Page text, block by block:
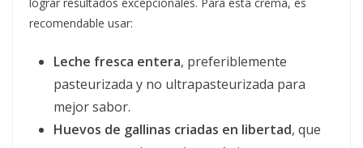
lograr resultados excepcionales. Para esta crema, es
recomendable usar:
Leche fresca entera, preferiblemente
pasteurizada y no ultrapasteurizada para
mejor sabor.
Huevos de gallinas criadas en libertad, que